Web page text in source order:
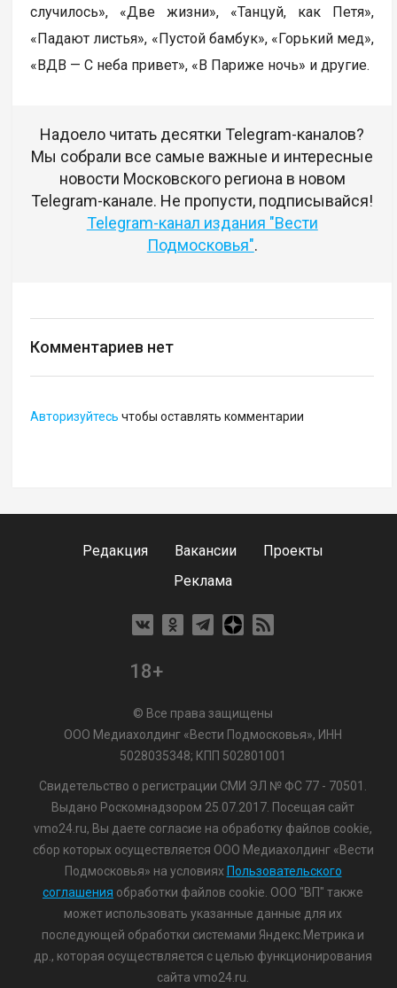
случилось», «Две жизни», «Танцуй, как Петя»,
«Падают листья», «Пустой бамбук», «Горький мед»,
«ВДВ — С неба привет», «В Париже ночь» и другие.
Надоело читать десятки Telegram-каналов?
Мы собрали все самые важные и интересные
новости Московского региона в новом
Telegram-канале. Не пропусти, подписывайся!
Telegram-канал издания "Вести
Подмосковья".
Комментариев нет
Авторизуйтесь чтобы оставлять комментарии
Редакция Вакансии
Проекты
Реклама
18+
© Все права защищены
ООО Медиахолдинг «Вести Подмосковья», ИНН
5028035348; КПП 502801001
Свидетельство о регистрации СМИ ЭЛ № ФС 77 - 70501.
Выдано Роскомнадзором 25.07.2017. Посещая сайт
vmo24.ru, Вы даете согласие на обработку файлов cookie,
сбор которых осуществляется ООО Медиахолдинг «Вести
Подмосковья» на условиях Пользовательского
соглашения обработки файлов cookie. ООО "ВП" также
может использовать указанные данные для их
последующей обработки системами Яндекс.Метрика и
др., которая осуществляется с целью функционирования
сайта vmo24.ru.